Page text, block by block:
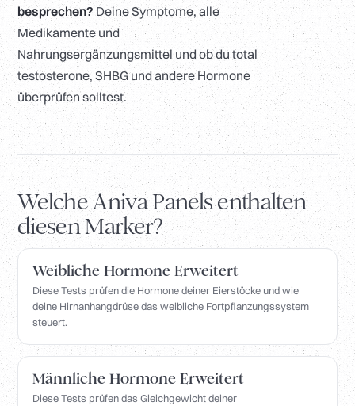
besprechen? Deine Symptome, alle
Medikamente und
Nahrungsergänzungsmittel und ob du total
testosterone, SHBG und andere Hormone
überprüfen solltest.
Welche Aniva Panels enthalten
diesen Marker?
Weibliche Hormone Erweitert
Diese Tests prüfen die Hormone deiner Eierstöcke und wie
deine Hirnanhangdrüse das weibliche Fortpflanzungssystem
steuert.
Männliche Hormone Erweitert
Diese Tests prüfen das Gleichgewicht deiner